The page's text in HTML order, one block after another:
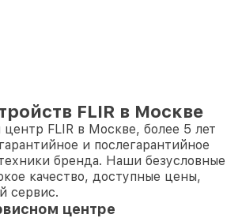
FLIR в Москве
FLIR в Москве, более 5 лет
и послегарантийное
бренда. Наши безусловные
качество, доступные цены,
сервис.
центре